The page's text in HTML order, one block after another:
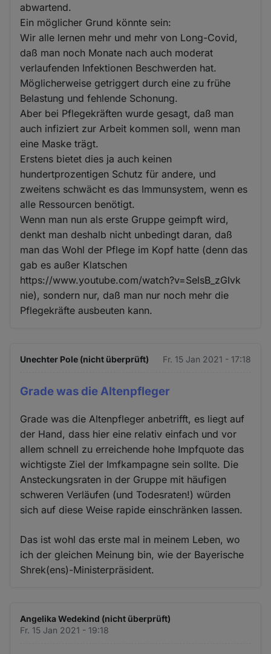
abwartend.
Ein möglicher Grund könnte sein:
Wir alle lernen mehr und mehr von Long-Covid,
daß man noch Monate nach auch moderat
verlaufenden Infektionen Beschwerden hat.
Möglicherweise getriggert durch eine zu frühe
Belastung und fehlende Schonung.
Aber bei Pflegekräften wurde gesagt, daß man
auch infiziert zur Arbeit kommen soll, wenn man
eine Maske trägt.
Erstens bietet dies ja auch keinen
hundertprozentigen Schutz für andere, und
zweitens schwächt es das Immunsystem, wenn es
alle Ressourcen benötigt.
Wenn man nun als erste Gruppe geimpft wird,
denkt man deshalb nicht unbedingt daran, daß
man das Wohl der Pflege im Kopf hatte (denn das
gab es außer Klatschen
https://www.youtube.com/watch?v=SelsB_zGIvk
nie), sondern nur, daß man nur noch mehr die
Pflegekräfte ausbeuten kann.
Unechter Pole (nicht überprüft) Fr. 15 Jan 2021 - 17:18
Grade was die Altenpfleger
Grade was die Altenpfleger anbetrifft, es liegt auf
der Hand, dass hier eine relativ einfach und vor
allem schnell zu erreichende hohe Impfquote das
wichtigste Ziel der Imfkampagne sein sollte. Die
Ansteckungsraten in der Gruppe mit häufigen
schweren Verläufen (und Todesraten!) würden
sich auf diese Weise rapide einschränken lassen.
Das ist wohl das erste mal in meinem Leben, wo
ich der gleichen Meinung bin, wie der Bayerische
Shrek(ens)-Ministerpräsident.
Angelika Wedekind (nicht überprüft)
Fr. 15 Jan 2021 - 19:18